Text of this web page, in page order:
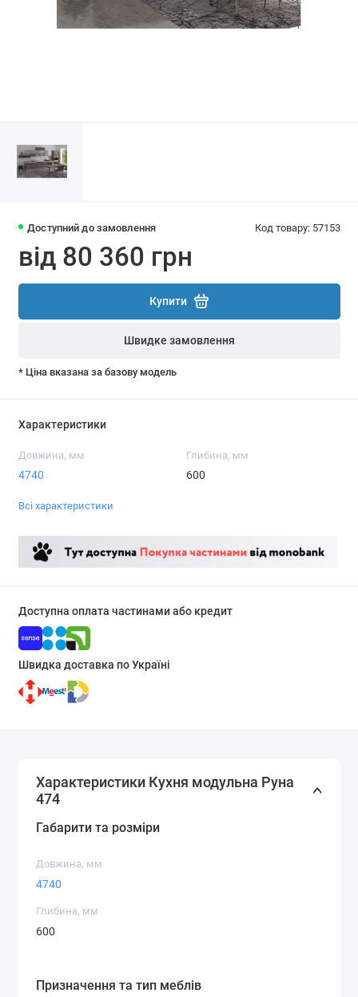
Доступний до замовлення Код товару: 57153
від 80 360 грн
Купити
Швидке замовлення
* Ціна вказана за базову модель
Характеристики
Довжина, мм
4740
Глибина, мм
600
Всі характеристики
Доступна оплата частинами або кредит
Швидка доставка по Україні
Характеристики Кухня модульна Руна
474
Габарити та розміри
Довжина, мм
4740
Глибина, мм
600
Призначення та тип меблів